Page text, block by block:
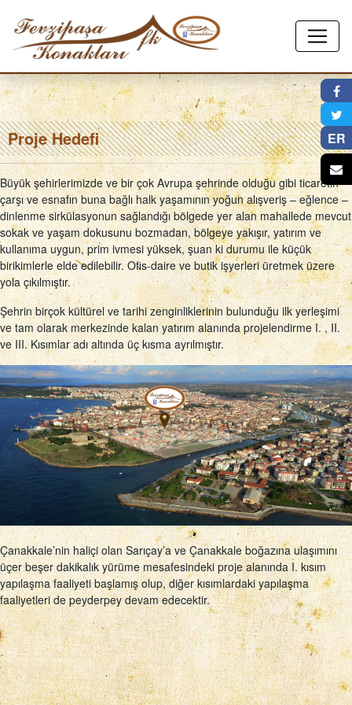
Proje Hedefi
Büyük şehirlerimizde ve bir çok Avrupa şehrinde olduğu gibi ticaretin
çarşı ve esnafın buna bağlı halk yaşamının yoğun alışveriş – eğlence –
dinlenme sirkülasyonun sağlandığı bölgede yer alan mahallede mevcut
sokak ve yaşam dokusunu bozmadan, bölgeye yakışır, yatırım ve
kullanıma uygun, prim ivmesi yüksek, şuan ki durumu ile küçük
birikimlerle elde edilebilir. Ofis-daire ve butik işyerleri üretmek üzere
yola çıkılmıştır.
Şehrin birçok kültürel ve tarihi zenginliklerinin bulunduğu ilk yerleşimi
ve tam olarak merkezinde kalan yatırım alanında projelendirme I. , II.
ve III. Kısımlar adı altında üç kısma ayrılmıştır.
Çanakkale’nin haliçi olan Sarıçay’a ve Çanakkale boğazına ulaşımını
üçer beşer dakikalık yürüme mesafesindeki proje alanında I. kısım
yapılaşma faaliyeti başlamış olup, diğer kısımlardaki yapılaşma
faaliyetleri de peyderpey devam edecektir.
×
ER